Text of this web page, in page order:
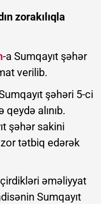
zorakılıqla
-a Sumqayıt şəhər
verilib.
şəhəri 5-ci
alınıb.
şəhər sakini
tətbiq edərək
əməliyyat
Sumqayıt